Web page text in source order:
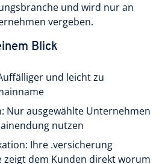
und wird nur an
vergeben.
Blick
und leicht zu
Nur ausgewählte Unternehmen
nutzen
Ihre .versicherung
zeigt dem Kunden direkt worum